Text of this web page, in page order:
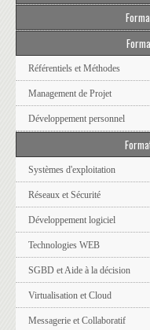
Référentiels et Méthodes
Management de Projet
Développement personnel
Systèmes d'exploitation
Réseaux et Sécurité
Développement logiciel
Technologies WEB
SGBD et Aide à la décision
Virtualisation et Cloud
Messagerie et Collaboratif